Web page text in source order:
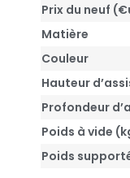
Prix du neuf
Matière
Couleur
Hauteur
Profondeur
Poids à vide
Poids